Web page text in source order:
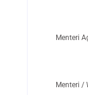
Menteri
Menteri /